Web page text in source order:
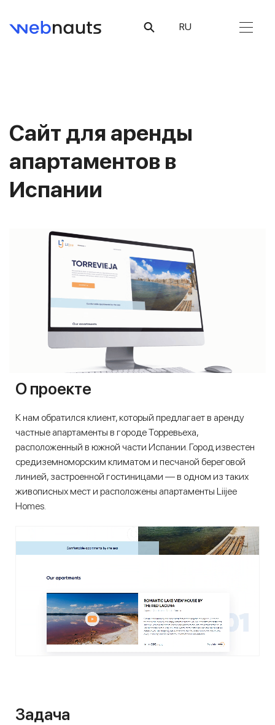
RU
Сайт для аренды
апартаментов в
Испании
О проекте
К нам обратился клиент, который предлагает в аренду
частные апартаменты в городе Торревьеха,
расположенный в южной части Испании. Город известен
средиземноморским климатом и песчаной береговой
линией, застроенной гостиницами — в одном из таких
живописных мест и расположены апартаменты Liijee
Homes.
Задача